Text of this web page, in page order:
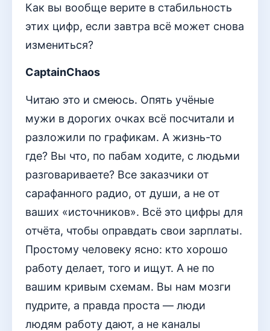
Как вы вообще верите в стабильность
этих цифр, если завтра всё может снова
измениться?
CaptainChaos
Читаю это и смеюсь. Опять учёные
мужи в дорогих очках всё посчитали и
разложили по графикам. А жизнь-то
где? Вы что, по пабам ходите, с людьми
разговариваете? Все заказчики от
сарафанного радио, от души, а не от
ваших «источников». Всё это цифры для
отчёта, чтобы оправдать свои зарплаты.
Простому человеку ясно: кто хорошо
работу делает, того и ищут. А не по
вашим кривым схемам. Вы нам мозги
пудрите, а правда проста — люди
людям работу дают, а не каналы